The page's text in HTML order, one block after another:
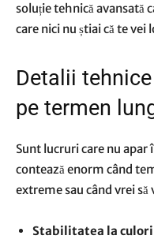
soluție tehnică avansată
care nici nu știai că te vei
​Detalii
pe termen
Sunt lucruri care nu apar
contează enorm când
extreme sau când vrei să
Stabilitatea la